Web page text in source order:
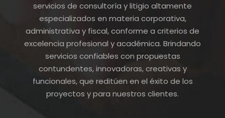
servicios de consultoría y litigio altamente
especializados en materia corporativa,
administrativa y fiscal, conforme a criterios de
excelencia profesional y académica. Brindando
servicios confiables con propuestas
contundentes, innovadoras, creativas y
funcionales, que reditúen en el éxito de los
proyectos y para nuestros clientes.